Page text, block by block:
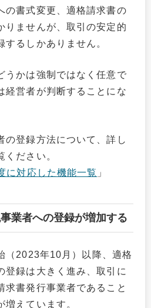
の書式変更、適格請求書の
りませんが、取引の安定的
るしかありません。
うかは強制ではなく任意で
経営者が判断することにな
の登録方法について、詳し
ください。
に対応した機能一覧 」
業者への登録が増加する
（2023年10月）以降、適格
登録は大きく進み、取引に
求書発行事業者であること
増えています。